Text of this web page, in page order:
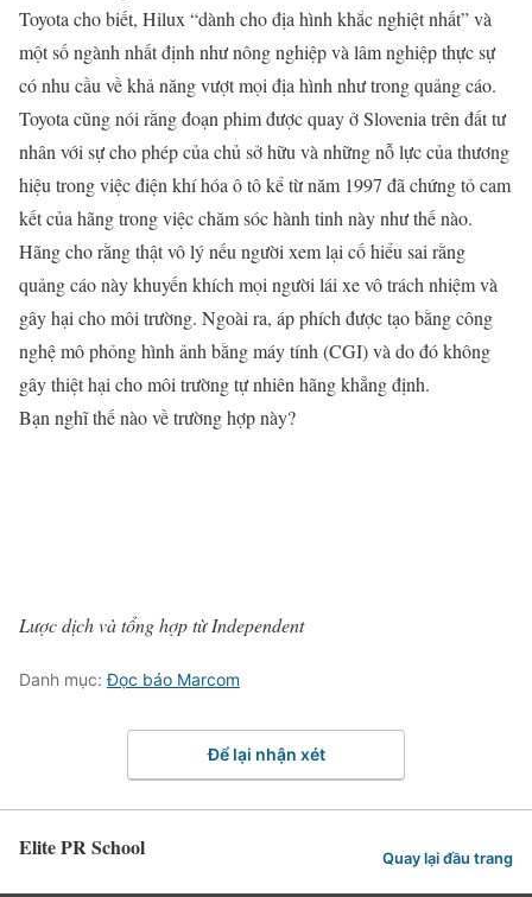
Toyota cho biết, Hilux “dành cho địa hình khắc nghiệt nhất” và
một số ngành nhất định như nông nghiệp và lâm nghiệp thực sự
có nhu cầu về khả năng vượt mọi địa hình như trong quảng cáo.
Toyota cũng nói rằng đoạn phim được quay ở Slovenia trên đất tư
nhân với sự cho phép của chủ sở hữu và những nỗ lực của thương
hiệu trong việc điện khí hóa ô tô kể từ năm 1997 đã chứng tỏ cam
kết của hãng trong việc chăm sóc hành tinh này như thế nào.
Hãng cho rằng thật vô lý nếu người xem lại cố hiểu sai rằng
quảng cáo này khuyến khích mọi người lái xe vô trách nhiệm và
gây hại cho môi trường. Ngoài ra, áp phích được tạo bằng công
nghệ mô phỏng hình ảnh bằng máy tính (CGI) và do đó không
gây thiệt hại cho môi trường tự nhiên hãng khẳng định.
Bạn nghĩ thế nào về trường hợp này?
Lược dịch và tổng hợp từ Independent
Danh mục:Đọc báo Marcom
Để lại nhận xét
Elite PR School Quay lại đầu trang